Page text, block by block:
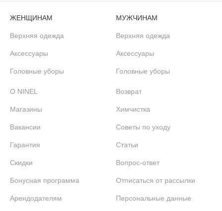
ЖЕНЩИНАМ
Верхняя одежда
Аксессуары
Головные уборы
МУЖЧИНАМ
Верхняя одежда
Аксессуары
Головные уборы
О NINEL
Магазины
Вакансии
Гарантия
Скидки
Бонусная программа
Арендодателям
Возврат
Химчистка
Советы по уходу
Статьи
Вопрос-ответ
Отписаться от рассылки
Персональные данные